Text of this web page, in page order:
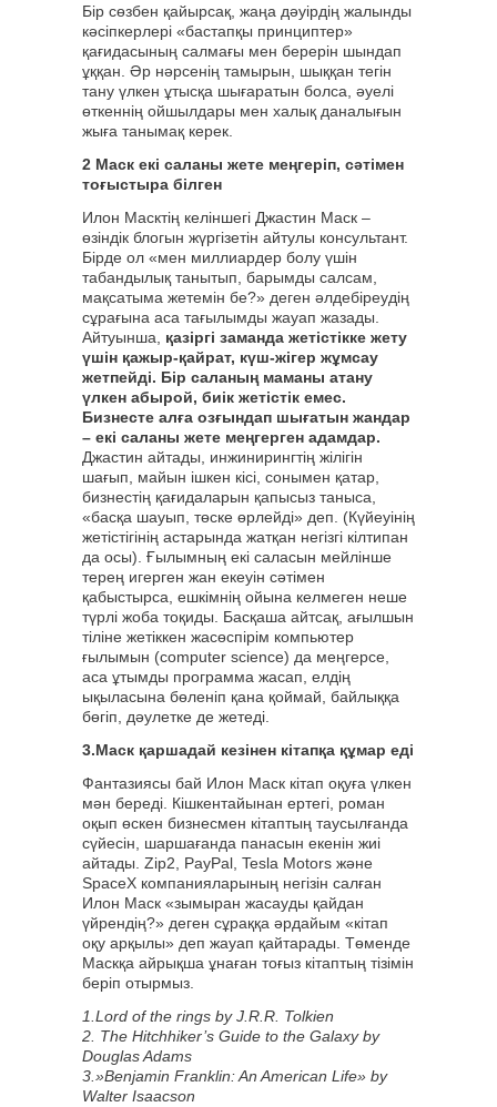
Бір сөзбен қайырсақ, жаңа дәуірдің жалынды
кәсіпкерлері «бастапқы принциптер»
қағидасының салмағы мен берерін шындап
ұққан. Әр нәрсенің тамырын, шыққан тегін
тану үлкен ұтысқа шығаратын болса, әуелі
өткеннің ойшылдары мен халық даналығын
жыға танымақ керек.
2 Маск екі саланы жете меңгеріп, сәтімен
тоғыстыра білген
Илон Масктің келіншегі Джастин Маск –
өзіндік блогын жүргізетін айтулы консультант.
Бірде ол «мен миллиардер болу үшін
табандылық танытып, барымды салсам,
мақсатыма жетемін бе?» деген әлдебіреудің
сұрағына аса тағылымды жауап жазады.
Айтуынша, қазіргі заманда жетістікке жету
үшін қажыр-қайрат, күш-жігер жұмсау
жетпейді. Бір саланың маманы атану
үлкен абырой, биік жетістік емес.
Бизнесте алға озғындап шығатын жандар
– екі саланы жете меңгерген адамдар.
Джастин айтады, инжинирингтің жілігін
шағып, майын ішкен кісі, сонымен қатар,
бизнестің қағидаларын қапысыз таныса,
«басқа шауып, төске өрлейді» деп. (Күйеуінің
жетістігінің астарында жатқан негізгі кілтипан
да осы). Ғылымның екі саласын мейлінше
терең игерген жан екеуін сәтімен
қабыстырса, ешкімнің ойына келмеген неше
түрлі жоба тоқиды. Басқаша айтсақ, ағылшын
тіліне жетіккен жасөспірім компьютер
ғылымын (computer science) да меңгерсе,
аса ұтымды программа жасап, елдің
ықыласына бөленіп қана қоймай, байлыққа
бөгіп, дәулетке де жетеді.
3.Маск қаршадай кезінен кітапқа құмар еді
Фантазиясы бай Илон Маск кітап оқуға үлкен
мән береді. Кішкентайынан ертегі, роман
оқып өскен бизнесмен кітаптың таусылғанда
сүйесін, шаршағанда панасын екенін жиі
айтады. Zip2, PayPal, Tesla Motors және
SpaceX компанияларының негізін салған
Илон Маск «зымыран жасауды қайдан
үйрендің?» деген сұраққа әрдайым «кітап
оқу арқылы» деп жауап қайтарады. Төменде
Маскқа айрықша ұнаған тоғыз кітаптың тізімін
беріп отырмыз.
1.Lord of the rings by J.R.R. Tolkien
2. The Hitchhiker’s Guide to the Galaxy by
Douglas Adams
3.»Benjamin Franklin: An American Life» by
Walter Isaacson